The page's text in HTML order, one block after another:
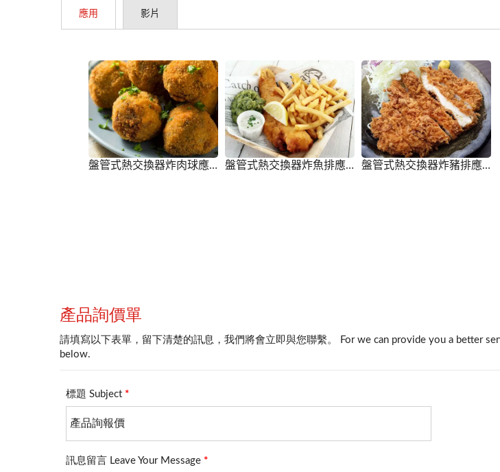
應用 影片
盤管式熱交換器炸肉球應用 盤管式熱交換器炸魚排應用 盤管式熱交換器炸豬排應用